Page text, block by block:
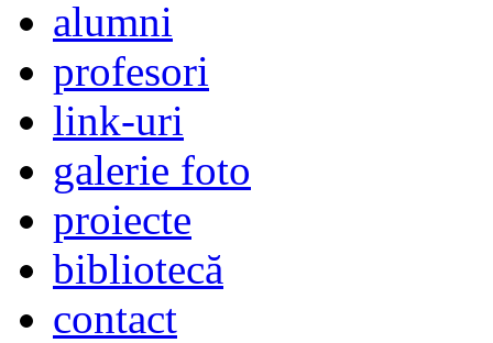
alumni
profesori
link-uri
galerie foto
proiecte
bibliotecă
contact